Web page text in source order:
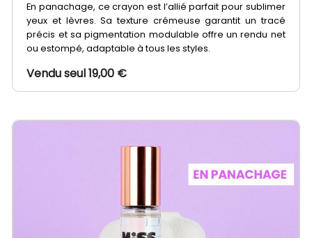
En panachage, ce crayon est l’allié parfait pour sublimer
yeux et lèvres. Sa texture crémeuse garantit un tracé
précis et sa pigmentation modulable offre un rendu net
ou estompé, adaptable à tous les styles.
Vendu seul 19,00 €